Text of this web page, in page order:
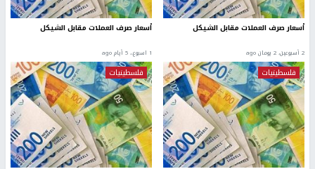
أسعار صرف العملات مقابل الشيكل
2 أسبوعين، 2 يومان ago
أسعار صرف العملات مقابل الشيكل
1 اسبوع.، 5 أيام ago
فلسطينيات فلسطينيات